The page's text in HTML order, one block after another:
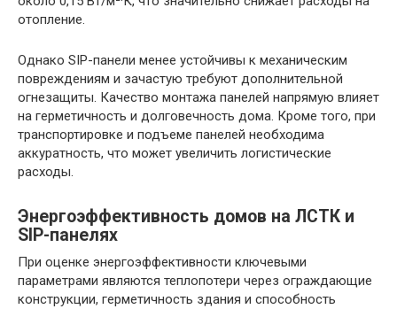
отопление.
Однако SIP-панели менее устойчивы к механическим
повреждениям и зачастую требуют дополнительной
огнезащиты. Качество монтажа панелей напрямую влияет
на герметичность и долговечность дома. Кроме того, при
транспортировке и подъеме панелей необходима
аккуратность, что может увеличить логистические
расходы.
Энергоэффективность домов на ЛСТК и
SIP-панелях
При оценке энергоэффективности ключевыми
параметрами являются теплопотери через ограждающие
конструкции, герметичность здания и способность